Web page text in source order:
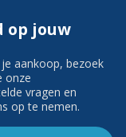
op jouw
aankoop, bezoek
onze
vragen en
op te nemen.